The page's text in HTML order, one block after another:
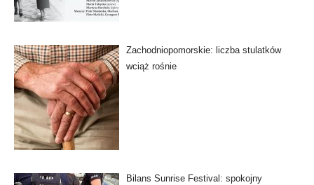
Zachodniopomorskie: liczba stulatków
wciąż rośnie
Bilans Sunrise Festival: spokojny